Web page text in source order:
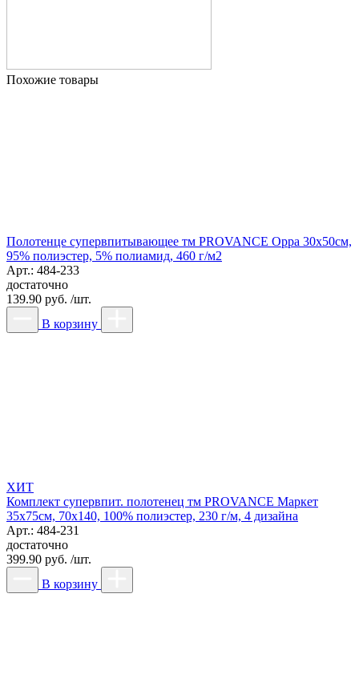
Похожие товары
Полотенце супервпитывающее тм PROVANCE Орра 30х50см,
95% полиэстер, 5% полиамид, 460 г/м2
Арт.: 484-233
достаточно
139.90 руб. /шт.
В корзину
ХИТ
Комплект супервпит. полотенец тм PROVANCE Маркет
35х75см, 70х140, 100% полиэстер, 230 г/м, 4 дизайна
Арт.: 484-231
достаточно
399.90 руб. /шт.
В корзину